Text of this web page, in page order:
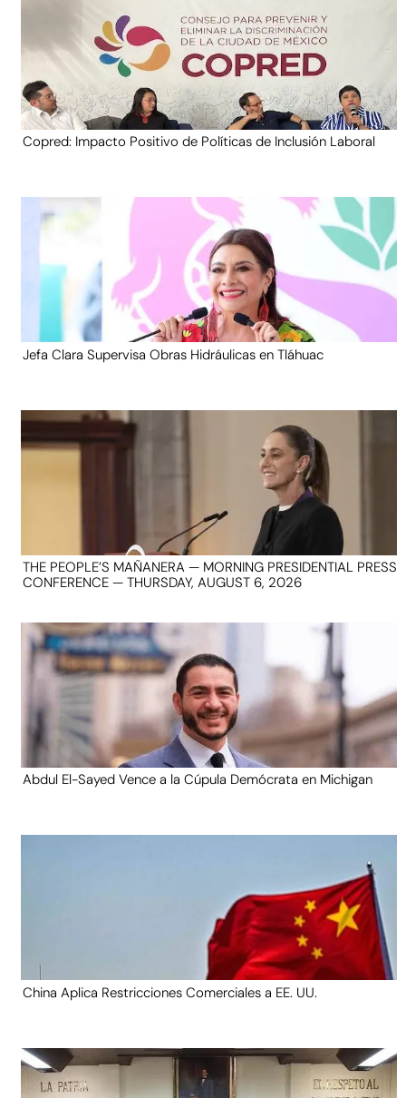
Copred: Impacto Positivo de Políticas de Inclusión Laboral
Jefa Clara Supervisa Obras Hidráulicas en Tláhuac
THE PEOPLE’S MAÑANERA — MORNING PRESIDENTIAL PRESS
CONFERENCE — THURSDAY, AUGUST 6, 2026
Abdul El-Sayed Vence a la Cúpula Demócrata en Michigan
China Aplica Restricciones Comerciales a EE. UU.